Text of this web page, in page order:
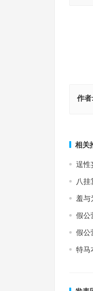
作者:
相关
逞性
八挂
羞与
假公
假公
特马